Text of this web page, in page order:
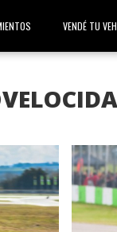
VENDÉ TU